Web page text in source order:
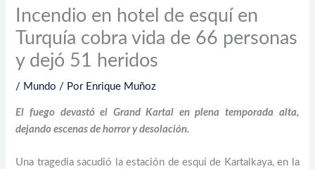
Incendio en hotel de esquí en
Turquía cobra vida de 66 personas
y dejó 51 heridos
/ Mundo / Por Enrique Muñoz
El fuego devastó el Grand Kartal en plena temporada alta,
dejando escenas de horror y desolación.
Una tragedia sacudió la estación de esquí de Kartalkaya, en la